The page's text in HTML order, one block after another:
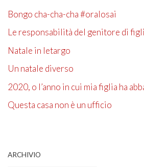
Bongo cha-cha-cha #oralosai
Le responsabilità del genitore di
Natale in letargo
Un natale diverso
2020, o l’anno in cui mia figlia ha
Questa casa non è un ufficio
ARCHIVIO